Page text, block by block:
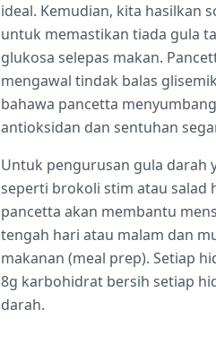
ideal. Kemudian, kita hasilkan
untuk memastikan tiada gula
glukosa selepas makan.
mengawal tindak balas
bahawa pancetta
antioksidan dan sentuhan
Untuk pengurusan gula darah
seperti brokoli stim atau salad
pancetta akan membantu
tengah hari atau malam dan
makanan (meal prep). Setiap
8g karbohidrat bersih setiap
darah.